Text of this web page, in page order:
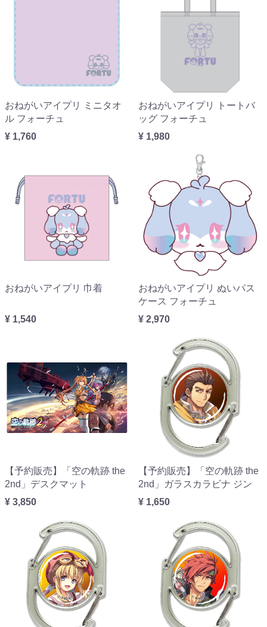
おねがいアイプリ ミニタオ
ル フォーチュ
¥ 1,760
おねがいアイプリ トートバ
ッグ フォーチュ
¥ 1,980
おねがいアイプリ 巾着
¥ 1,540
おねがいアイプリ ぬいパス
ケース フォーチュ
¥ 2,970
【予約販売】「空の軌跡 the
2nd」デスクマット
¥ 3,850
【予約販売】「空の軌跡 the
2nd」ガラスカラビナ ジン
¥ 1,650